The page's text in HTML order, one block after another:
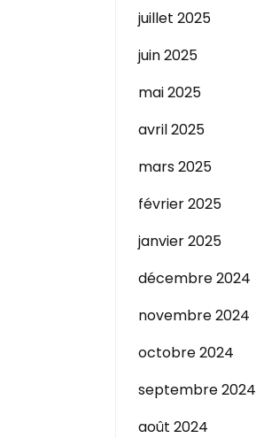
juillet 2025
juin 2025
mai 2025
avril 2025
mars 2025
février 2025
janvier 2025
décembre 2024
novembre 2024
octobre 2024
septembre 2024
août 2024